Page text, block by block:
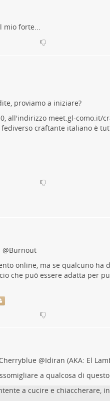
mio forte...
proviamo a iniziare?
all'indirizzo meet.gl-como.it/
craftante italiano è
@Burnout
online, ma se qualcuno ha
che può essere adatta per
Cherryblue @Idiran (AKA: El
a qualcosa di